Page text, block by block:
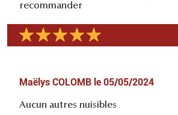
recommander
Maëlys COLOMB le 05/05/2024
Aucun autres nuisibles